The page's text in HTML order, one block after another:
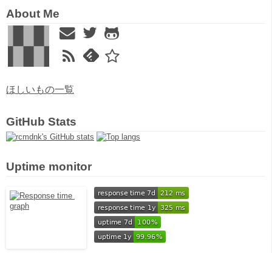
About Me
ほしいもの一覧
GitHub Stats
Uptime monitor